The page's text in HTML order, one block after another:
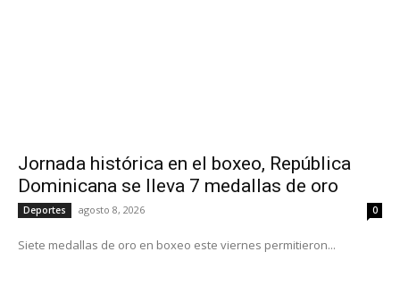
Jornada histórica en el boxeo, República
Dominicana se lleva 7 medallas de oro
Deportes agosto 8, 2026 0
Siete medallas de oro en boxeo este viernes permitieron...